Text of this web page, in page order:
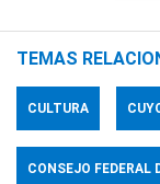
TEMAS
CULTURA
CONSEJO FEDERAL